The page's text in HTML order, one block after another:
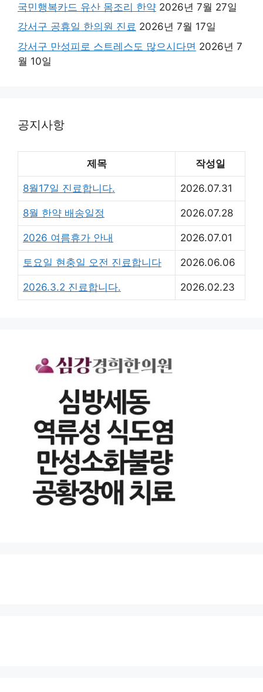
국민행복카드 유산 몸조리 한약 2026년 7월 27일
강서구 공휴일 한의원 진료 2026년 7월 17일
강서구 만성피로 스트레스도 많으시다면 2026년 7
월 10일
공지사항
제목 작성일
8월17일 진료합니다. 2026.07.31
8월 한약 배송일정 2026.07.28
2026 여름휴가 안내 2026.07.01
토요일 현충일 오전 진료합니다 2026.06.06
2026.3.2 진료합니다. 2026.02.23